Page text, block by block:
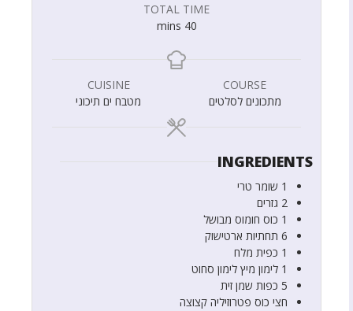
TOTAL TIME
40
mins
COURSE
מתכונים לסלטים
CUISINE
מטבח ים תיכוני
INGREDIENTS
1 שומר טרי
2 גזרים
1 כוס חומוס מבושל
6 תחתיות ארטישוק
1 כפית מלח
1 לימון מיץ לימון סחוט
5 כפות שמן זית
חצי כוס פטרוזיליה קצוצה